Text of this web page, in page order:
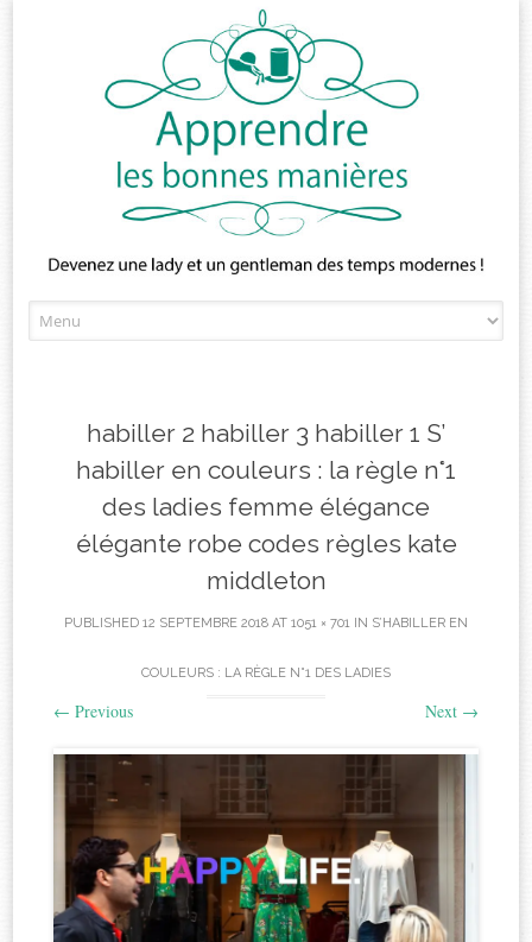
to
habiller 2 habiller 3 habiller 1 S’
habiller en couleurs : la règle n°1
des ladies femme élégance
élégante robe codes règles kate
middleton
PUBLISHED 12 SEPTEMBRE 2018 AT 1051 × 701 IN S’HABILLER EN
COULEURS : LA RÈGLE N°1 DES LADIES
← Previous Next →